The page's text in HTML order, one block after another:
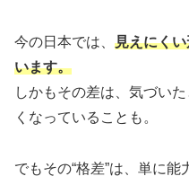
今の日本では、 見えにく
います。
しかもその差は、気づい
くなっていることも。
でもその“格差”は、単に